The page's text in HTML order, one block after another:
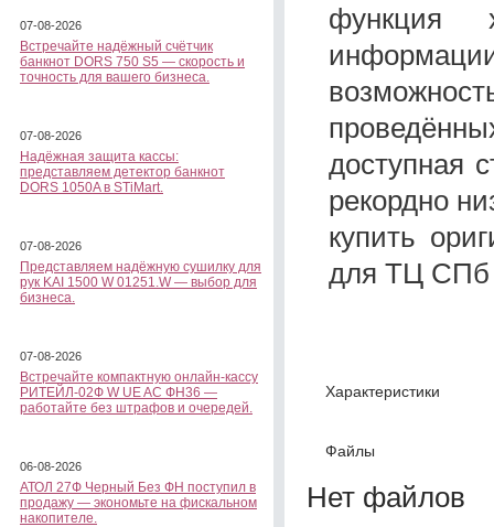
07-08-2026
Встречайте надёжный счётчик
банкнот DORS 750 S5 — скорость и
точность для вашего бизнеса.
07-08-2026
Надёжная защита кассы:
представляем детектор банкнот
DORS 1050A в STiMart.
07-08-2026
Представляем надёжную сушилку для
рук KAI 1500 W 01251.W — выбор для
бизнеса.
07-08-2026
Встречайте компактную онлайн-кассу
РИТЕЙЛ-02Ф W UE AC ФН36 —
работайте без штрафов и очередей.
06-08-2026
АТОЛ 27Ф Черный Без ФН поступил в
продажу — экономьте на фискальном
накопителе.
функция
доступная
рекордно
купить
для ТЦ СПб
Характеристики
Файлы
Нет файлов